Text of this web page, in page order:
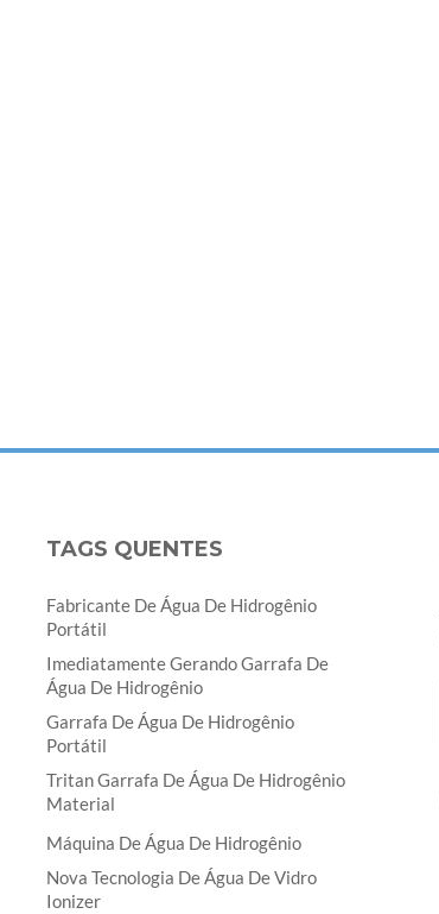
TAGS QUENTES
Fabricante De Água De Hidrogênio
Portátil
Imediatamente Gerando Garrafa De
Água De Hidrogênio
Garrafa De Água De Hidrogênio
Portátil
Tritan Garrafa De Água De Hidrogênio
Material
Máquina De Água De Hidrogênio
Nova Tecnologia De Água De Vidro
Ionizer